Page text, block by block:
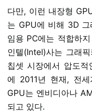
다만, 이런 내장형
는 GPU에 비해 3D
임용 PC에는 적합하
인텔(Intel)사는 그래
칩셋 시장에서 압도
에 2011년 현재, 전
GPU는 엔비디아나
되고 있다.